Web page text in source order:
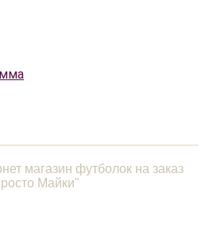
магазин футболок на заказ
Майки"